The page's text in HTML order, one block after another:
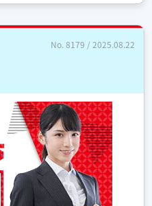
No. 8179 / 2025.08.22